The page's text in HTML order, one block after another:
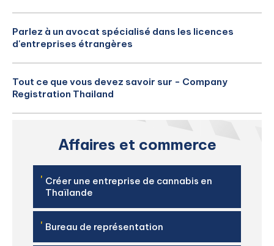
Parlez à un avocat spécialisé dans les licences
d'entreprises étrangères
Tout ce que vous devez savoir sur - Company
Registration Thailand
Affaires et commerce
' Créer une entreprise de cannabis en
Thaïlande
' Bureau de représentation